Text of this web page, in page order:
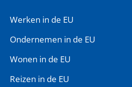
Werken in de EU
Ondernemen in de EU
Wonen in de EU
Reizen in de EU